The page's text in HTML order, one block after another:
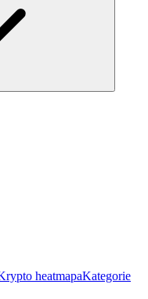
heatmapaKategorie